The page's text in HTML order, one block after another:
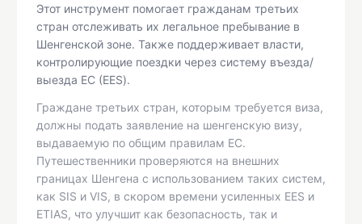
Этот инструмент помогает гражданам третьих
стран отслеживать их легальное пребывание в
Шенгенской зоне. Также поддерживает власти,
контролирующие поездки через систему въезда/
выезда ЕС (EES).
Граждане третьих стран, которым требуется виза,
должны подать заявление на шенгенскую визу,
выдаваемую по общим правилам ЕС.
Путешественники проверяются на внешних
границах Шенгена с использованием таких систем,
как SIS и VIS, в скором времени усиленных EES и
ETIAS, что улучшит как безопасность, так и